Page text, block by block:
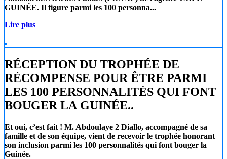
GUINÉE. Il figure parmi les 100 personna...
Lire plus
RÉCEPTION DU TROPHÉE DE
RÉCOMPENSE POUR ÊTRE PARMI
LES 100 PERSONNALITÉS QUI FONT
BOUGER LA GUINÉE..
Et oui, c’est fait ! M. Abdoulaye 2 Diallo, accompagné de sa
famille et de son équipe, vient de recevoir le trophée honorant
son inclusion parmi les 100 personnalités qui font bouger la
Guinée.